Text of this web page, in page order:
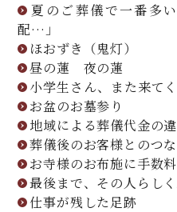
夏のご葬儀で一番多
配…」
ほおずき（鬼灯）
昼の蓮 夜の蓮
小学生さん、また来て
お盆のお墓参り
地域による葬儀代金の
葬儀後のお客様とのつ
お寺様のお布施に手数
最後まで、その人らしく
仕事が残した足跡